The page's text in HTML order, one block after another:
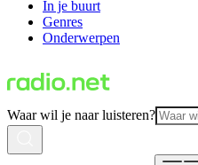
In je buurt
Genres
Onderwerpen
Waar wil je naar luisteren?